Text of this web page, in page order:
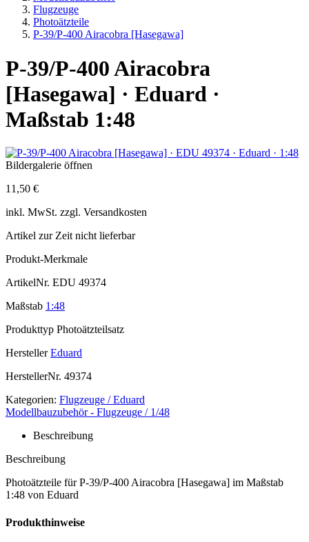
Flugzeuge
Photoätzteile
P-39/P-400 Airacobra [Hasegawa]
P-39/P-400 Airacobra
[Hasegawa] · Eduard ·
Maßstab 1:48
Bildergalerie öffnen
11,50 €
inkl. MwSt. zzgl. Versandkosten
Artikel zur Zeit nicht lieferbar
Produkt-Merkmale
ArtikelNr. EDU 49374
Maßstab 1:48
Produkttyp Photoätzteilsatz
Hersteller Eduard
HerstellerNr. 49374
Kategorien: Flugzeuge / Eduard
Modellbauzubehör - Flugzeuge / 1/48
Beschreibung
Beschreibung
Photoätzteile für P-39/P-400 Airacobra [Hasegawa] im Maßstab
1:48 von Eduard
Produkthinweise